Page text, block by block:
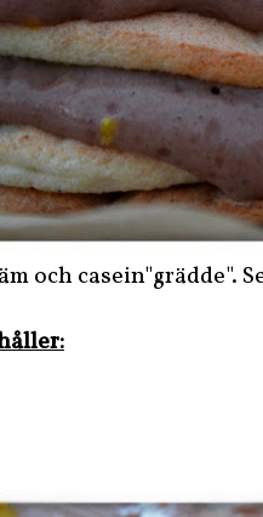
och casein"grädde".